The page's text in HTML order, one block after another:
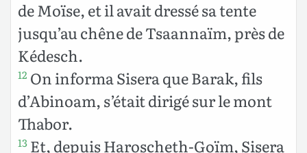
de Moïse, et il avait dressé sa tente
jusqu’au chêne de Tsaannaïm, près de
Kédesch.
12 On informa Sisera que Barak, fils
d’Abinoam, s’était dirigé sur le mont
Thabor.
13 Et, depuis Haroscheth-Goïm, Sisera